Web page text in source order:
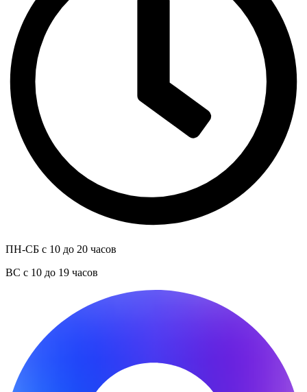
ПН-СБ с 10 до 20 часов
ВС с 10 до 19 часов